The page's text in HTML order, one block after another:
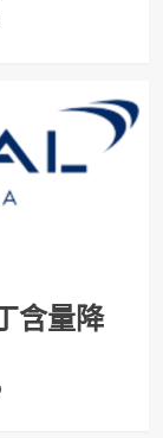
含量降